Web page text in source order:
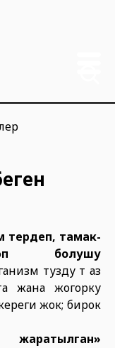
тердеп, тамак-
болушу
тузду өтө аз
жана жогорку
жок; бирок